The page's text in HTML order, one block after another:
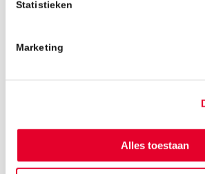
Statistieken
Marketing
Alles toestaan